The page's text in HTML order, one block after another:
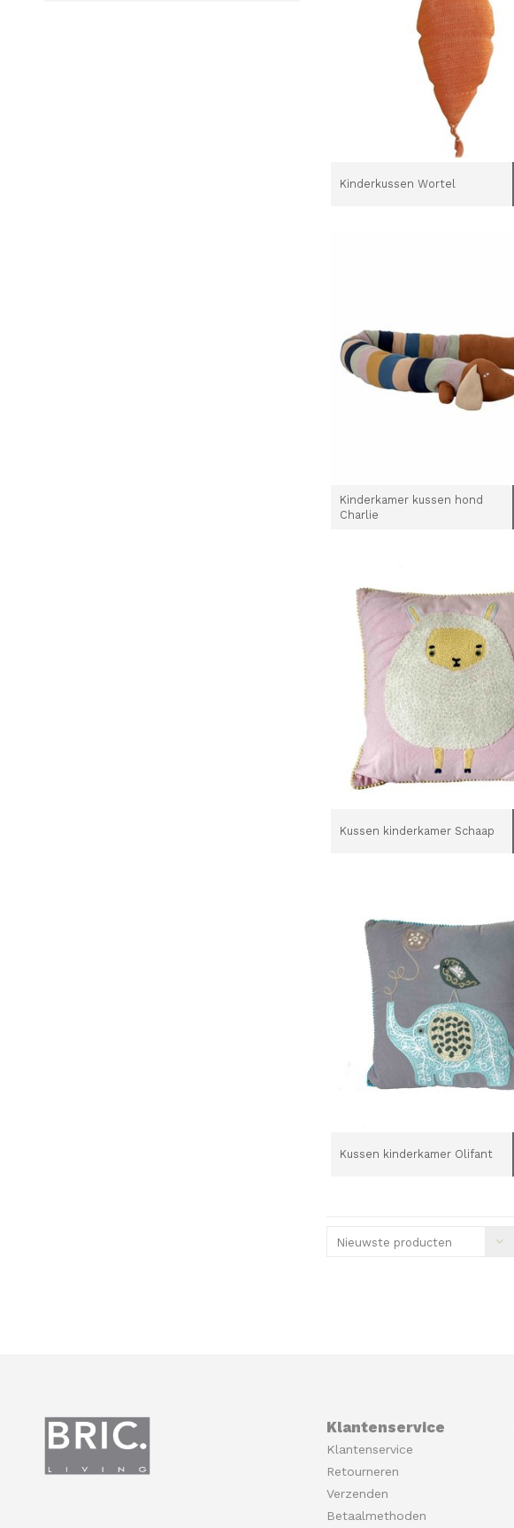
Kinderkussen Wortel
Kinderkamer kussen hond
Charlie
Kussen kinderkamer Schaap
Kussen kinderkamer Olifant
Nieuwste producten
Klantenservice
Klantenservice
Retourneren
Verzenden
Betaalmethoden